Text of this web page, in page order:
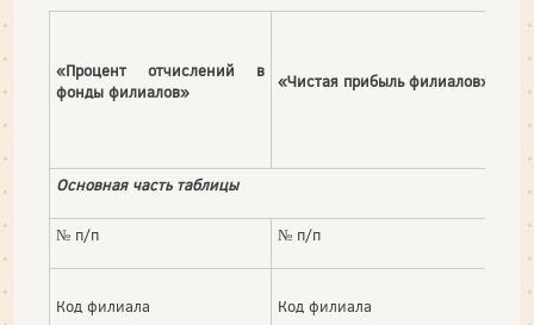
«Процент отчислений в
фонды филиалов»
«Чистая прибыль филиалов»
Основная часть таблицы
№ п/п № п/п
Код филиала Код филиала